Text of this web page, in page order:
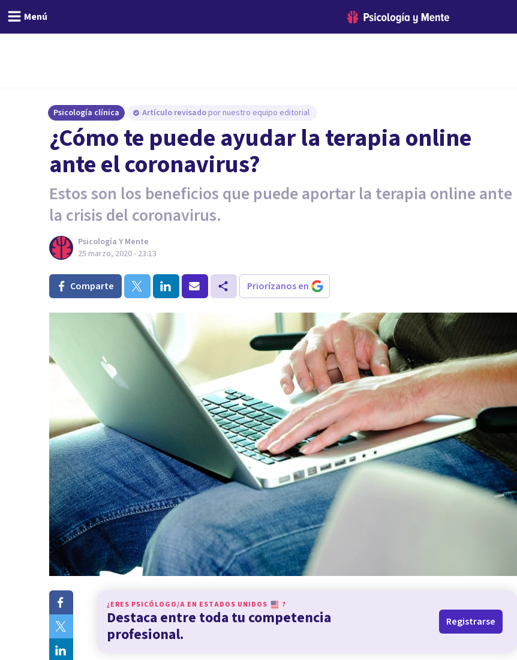
Menú
Psicología clínica Artículo revisado por nuestro equipo editorial
¿Cómo te puede ayudar la terapia online
ante el coronavirus?
Estos son los beneficios que puede aportar la terapia online ante
la crisis del coronavirus.
Psicología Y Mente
25 marzo, 2020 - 23:13
Comparte Priorízanos en
¿ERES PSICÓLOGO/A EN ESTADOS UNIDOS ?
Destaca entre toda tu competencia
profesional.
Registrarse